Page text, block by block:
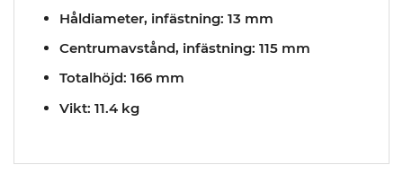
Håldiameter, infästning: 13 mm
Centrumavstånd, infästning: 115 mm
Totalhöjd: 166 mm
Vikt: 11.4 kg